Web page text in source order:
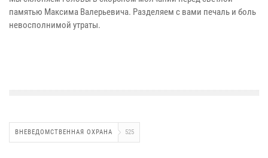
памятью Максима Валерьевича. Разделяем с вами печаль и боль
невосполнимой утраты.
ВНЕВЕДОМСТВЕННАЯ ОХРАНА 525